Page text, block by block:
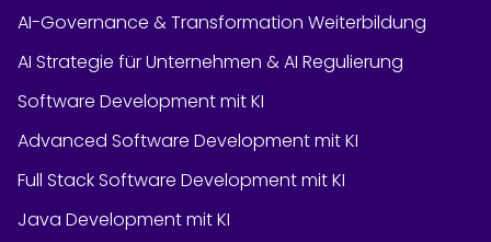
AI-Governance & Transformation Weiterbildung
AI Strategie für Unternehmen & AI Regulierung
Software Development mit KI
Advanced Software Development mit KI
Full Stack Software Development mit KI
Java Development mit KI